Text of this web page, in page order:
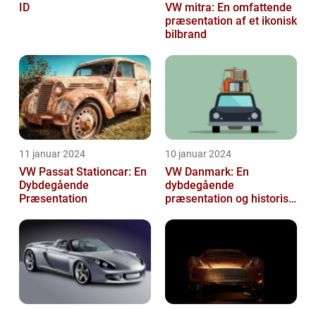
ID
VW mitra: En omfattende
præsentation af et ikonisk
bilbrand
11 januar 2024
VW Passat Stationcar: En
Dybdegående
Præsentation
10 januar 2024
VW Danmark: En
dybdegående
præsentation og historisk